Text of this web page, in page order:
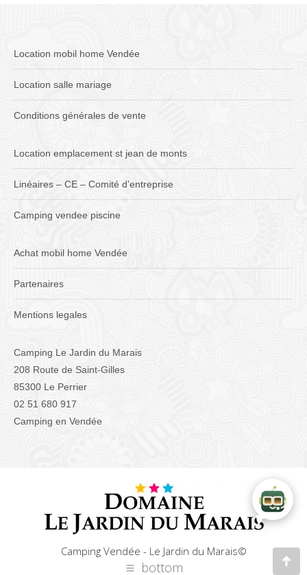
Location mobil home Vendée
Location salle mariage
Conditions générales de vente
Location emplacement st jean de monts
Linéaires – CE – Comité d’entreprise
Camping vendee piscine
Achat mobil home Vendée
Partenaires
Mentions legales
Camping Le Jardin du Marais
208 Route de Saint-Gilles
85300 Le Perrier
02 51 680 917
Camping en Vendée
Camping Vendée - Le Jardin du Marais©
bottom